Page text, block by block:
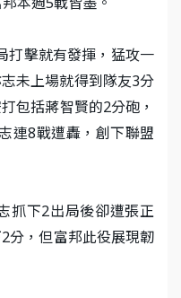
打擊就有發揮，猛攻一
未上場就得到隊友3分
包括蔣智賢的2分砲，
連8戰遭轟，創下聯盟
抓下2出局後卻遭張正
分，但富邦此役展現韌